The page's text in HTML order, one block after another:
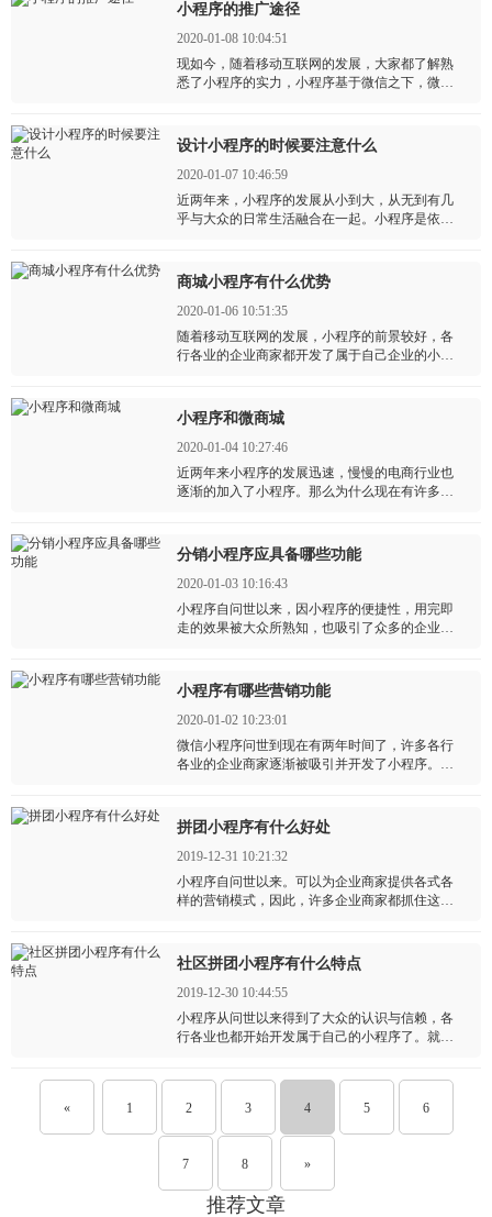
小程序的推广途径
2020-01-08 10:04:51
现如今，随着移动互联网的发展，大家都了解熟
悉了小程序的实力，小程序基于微信之下，微信
量，
设计小程序的时候要注意什么
2020-01-07 10:46:59
近两年来，小程序的发展从小到大，从无到有几
乎与大众的日常生活融合在一起。小程序是依附
要分一点红利。
商城小程序有什么优势
2020-01-06 10:51:35
随着移动互联网的发展，小程序的前景较好，各
行各业的企业商家都开发了属于自己企业的小程
小程序和微商城
2020-01-04 10:27:46
近两年来小程序的发展迅速，慢慢的电商行业也
逐渐的加入了小程序。那么为什么现在有许多电
的应用，它拥有着微信数十亿的用户。
分销小程序应具备哪些功能
2020-01-03 10:16:43
小程序自问世以来，因小程序的便捷性，用完即
走的效果被大众所熟知，也吸引了众多的企业商
小程序有哪些营销功能
2020-01-02 10:23:01
微信小程序问世到现在有两年时间了，许多各行
各业的企业商家逐渐被吸引并开发了小程序。但
拼团小程序有什么好处
2019-12-31 10:21:32
小程序自问世以来。可以为企业商家提供各式各
样的营销模式，因此，许多企业商家都抓住这个
社区拼团小程序有什么特点
2019-12-30 10:44:55
小程序从问世以来得到了大众的认识与信赖，各
行各业也都开始开发属于自己的小程序了。就连
« 1 2 3 4 5 6
7 8 »
推荐文章